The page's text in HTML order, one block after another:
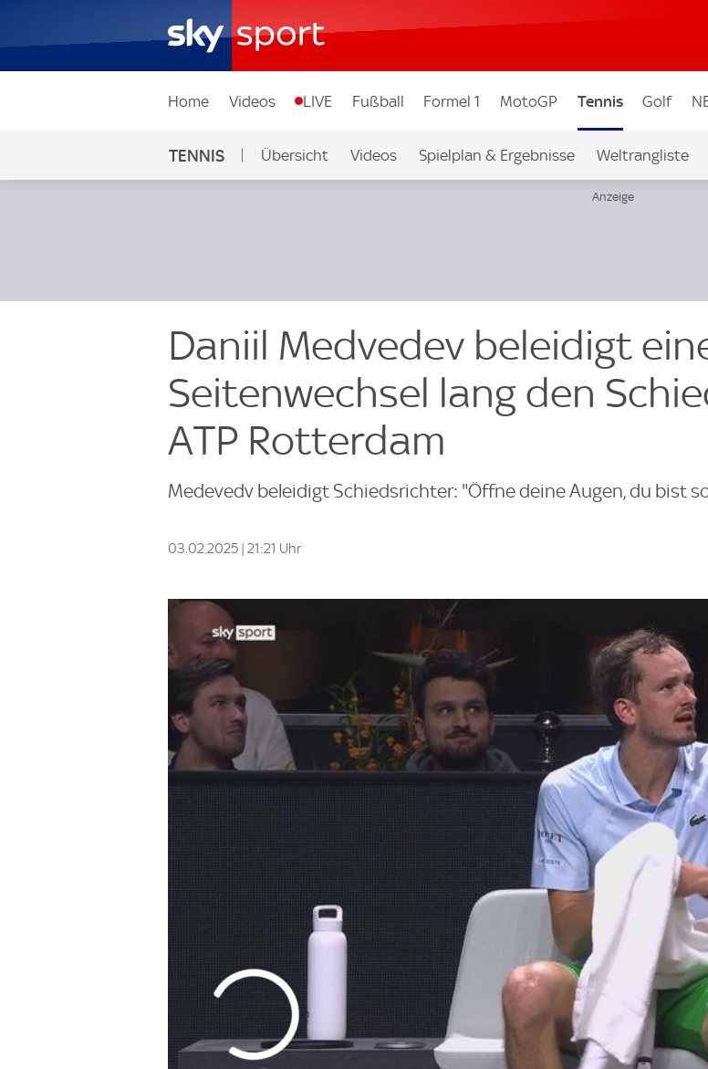
Home Videos LIVE Fußball Formel 1 MotoGP Tennis Golf
TENNIS Übersicht Videos Spielplan & Ergebnisse Weltrangliste
Daniil Medvedev beleidigt
Seitenwechsel lang den
ATP Rotterdam
Medevedv beleidigt Schiedsrichter: "Öffne deine Augen, du bist
03.02.2025 | 21:21 Uhr